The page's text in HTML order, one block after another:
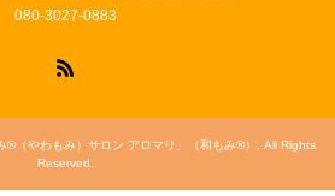
080-3027-0883
®（やわもみ）サロン アロマリ」（和もみ®）
. All Rights
Reserved.